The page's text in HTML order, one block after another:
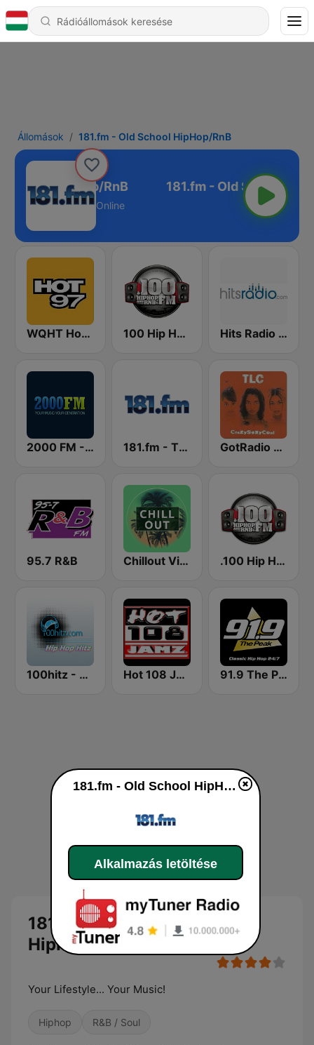
Állomások 181.fm - Old School HipHop/RnB
School HipHop/RnB
Online
WQHT Hot 97 FM 100 Hip Hop and RNB FM Hits Radio Hip Hop / RnB
2000 FM - RNB and Hip Hop 181.fm - The Beat (HipHop/R&B) GotRadio - Throwback Jamz
95.7 R&B Chillout Vibes .100 Hip Hop and RNB.FM
100hitz - Hip Hop Hitz Hot 108 Jamz 91.9 The Peak - Classic Hip Hop
181.fm - Old School
HipHop/RnB
Your Lifestyle... Your Music!
Hiphop R&B / Soul
181.fm - Old School HipHop/RnB
Alkalmazás letöltése